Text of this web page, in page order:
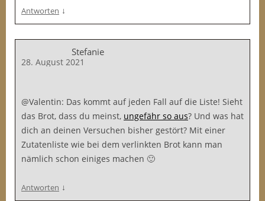
Antworten ↓
Stefanie
28. August 2021
@Valentin: Das kommt auf jeden Fall auf die Liste! Sieht
das Brot, dass du meinst, ungefähr so aus? Und was hat
dich an deinen Versuchen bisher gestört? Mit einer
Zutatenliste wie bei dem verlinkten Brot kann man
nämlich schon einiges machen 🙂
Antworten ↓